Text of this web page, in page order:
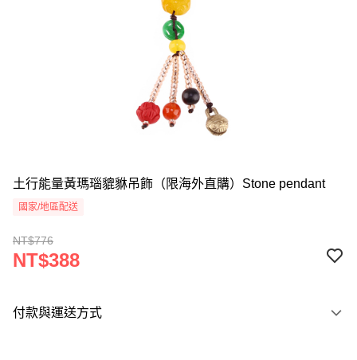
土行能量黃瑪瑙貔貅吊飾（限海外直購）Stone pendant
國家/地區配送
NT$776
NT$388
付款與運送方式